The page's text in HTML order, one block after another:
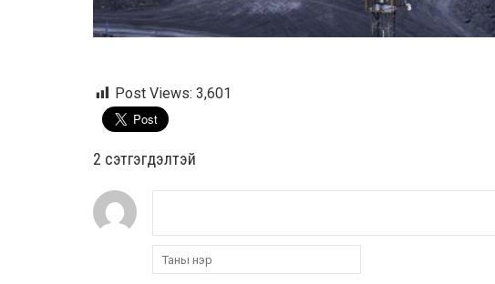
Post Views: 3,601
2 cэтгэгдэлтэй